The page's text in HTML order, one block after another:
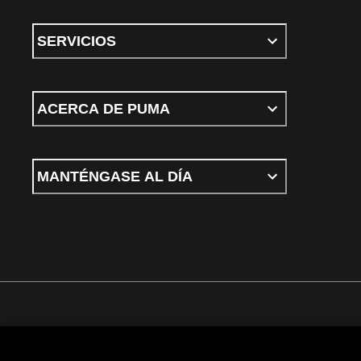
SERVICIOS
ACERCA DE PUMA
MANTÉNGASE AL DÍA
Términos y condiciones Política de PrivacidadConfigurador de cookies